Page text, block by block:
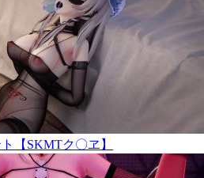
【SKMTク〇ヱ】